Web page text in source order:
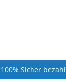
100% Sicher